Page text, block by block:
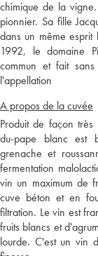
chimique de la
pionnier. Sa fille
dans un même
1992, le domaine
commun et fait
l'appellation
A propos de la cuvée
Produit de façon
du-pape blanc est
grenache et
fermentation
vin un maximum de
cuve béton et en
filtration. Le vin est
fruits blancs et
lourde. C'est un vin